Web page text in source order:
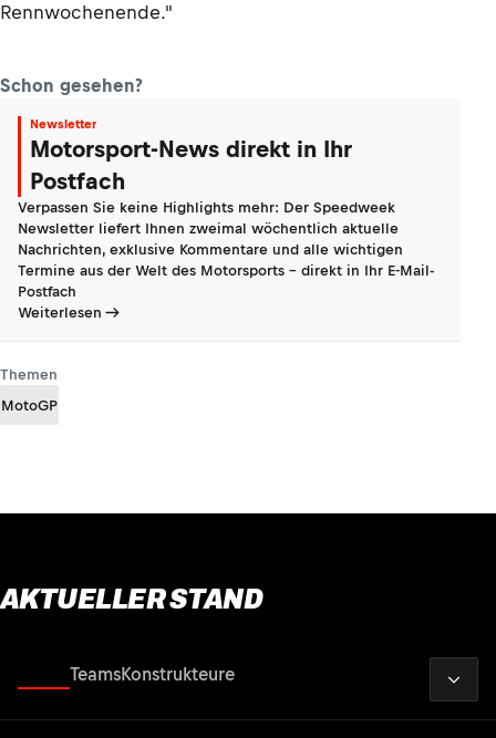
Rennwochenende."
Schon gesehen?
Newsletter
Motorsport-News direkt in Ihr
Postfach
Verpassen Sie keine Highlights mehr: Der Speedweek
Newsletter liefert Ihnen zweimal wöchentlich aktuelle
Nachrichten, exklusive Kommentare und alle wichtigen
Termine aus der Welt des Motorsports - direkt in Ihr E-Mail-
Postfach
Weiterlesen
Themen
MotoGP
AKTUELLER STAND
TeamsKonstrukteure